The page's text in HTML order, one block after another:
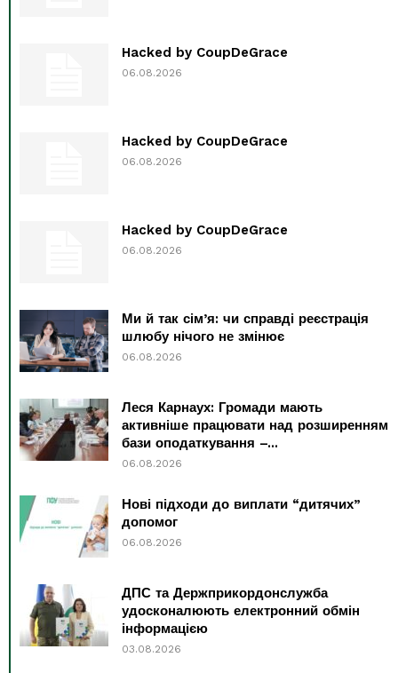
Hacked by CoupDeGrace
06.08.2026
Hacked by CoupDeGrace
06.08.2026
Hacked by CoupDeGrace
06.08.2026
Ми й так сім’я: чи справді реєстрація
шлюбу нічого не змінює
06.08.2026
Леся Карнаух: Громади мають
активніше працювати над розширенням
бази оподаткування –...
06.08.2026
Нові підходи до виплати “дитячих”
допомог
06.08.2026
ДПС та Держприкордонслужба
удосконалюють електронний обмін
інформацією
03.08.2026